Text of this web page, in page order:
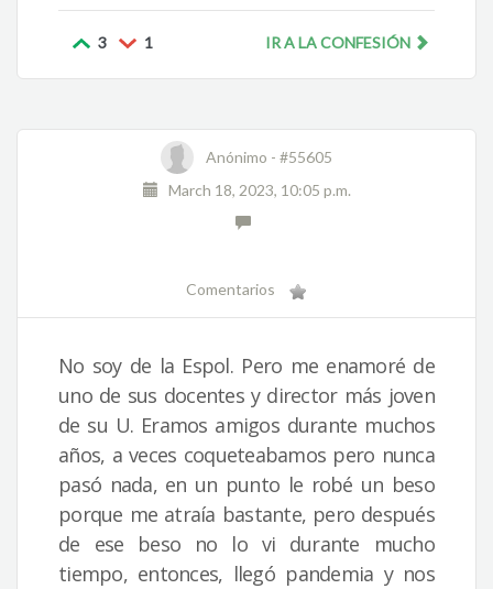
3 1 IR A LA CONFESIÓN
Anónimo - #55605
March 18, 2023, 10:05 p.m.
Comentarios
No soy de la Espol. Pero me enamoré de
uno de sus docentes y director más joven
de su U. Eramos amigos durante muchos
años, a veces coqueteabamos pero nunca
pasó nada, en un punto le robé un beso
porque me atraía bastante, pero después
de ese beso no lo vi durante mucho
tiempo, entonces, llegó pandemia y nos